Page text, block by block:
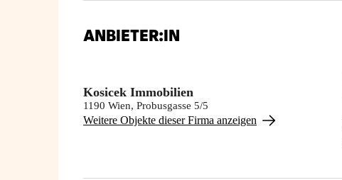
ANBIETER:IN
Kosicek Immobilien
1190 Wien, Probusgasse 5/5
Weitere Objekte dieser Firma anzeigen